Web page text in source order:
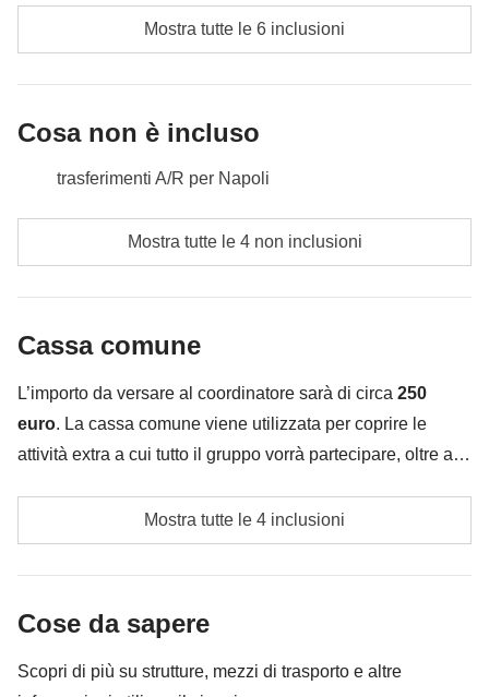
benzina e ingressi a Ercolano e al Vesuvio
Non incluso:ulteriori pasti e bevande
mondo! Oggi abbiamo goduto appieno della della
bellezza della costiera, siamo stanchi, ma col cuore
Incluso: pernottamento con colazione, noleggio auto
pasti e bevande
pernottamento con colazione
Cassa comune:ingressi ed escursioni
Non incluso:pasti e bevande
Mostra tutte le 6 inclusioni
Cosa non è incluso
trasferimenti A/R per Napoli
pasti e bevande dove non indicato
infilare nello zaino :)
Tutto ciò che non è menzionato nella sezione "Cosa
Mostra tutte le 4 non inclusioni
Cassa comune
L’importo da versare al coordinatore sarà di circa 250
euro. La cassa comune viene utilizzata per coprire le
attività extra a cui tutto il gruppo vorrà partecipare, oltre ai
potrebbe essere necessario implementarla ulteriormente,
in ogni caso verrà restituita la differenza non utilizzata.
Carburante ed eventuali pedaggi
concordato di fare e la relativa quota parte del
Mostra tutte le 4 inclusioni
Cose da sapere
Scopri di più su strutture, mezzi di trasporto e altre